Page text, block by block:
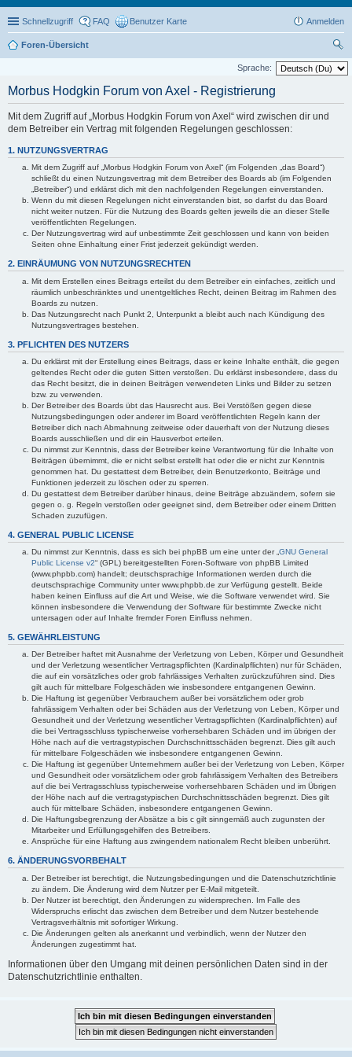
Schnellzugriff FAQ Benutzer Karte Anmelden
Foren-Übersicht
uc
Sprache:
Morbus Hodgkin Forum von Axel - Registrierung
Mit dem Zugriff auf „Morbus Hodgkin Forum von Axel“ wird zwischen dir und
dem Betreiber ein Vertrag mit folgenden Regelungen geschlossen:
1. NUTZUNGSVERTRAG
Mit dem Zugriff auf „Morbus Hodgkin Forum von Axel“ (im Folgenden „das Board“)
schließt du einen Nutzungsvertrag mit dem Betreiber des Boards ab (im Folgenden
„Betreiber“) und erklärst dich mit den nachfolgenden Regelungen einverstanden.
Wenn du mit diesen Regelungen nicht einverstanden bist, so darfst du das Board
nicht weiter nutzen. Für die Nutzung des Boards gelten jeweils die an dieser Stelle
veröffentlichten Regelungen.
Der Nutzungsvertrag wird auf unbestimmte Zeit geschlossen und kann von beiden
Seiten ohne Einhaltung einer Frist jederzeit gekündigt werden.
2. EINRÄUMUNG VON NUTZUNGSRECHTEN
Mit dem Erstellen eines Beitrags erteilst du dem Betreiber ein einfaches, zeitlich und
räumlich unbeschränktes und unentgeltliches Recht, deinen Beitrag im Rahmen des
Boards zu nutzen.
Das Nutzungsrecht nach Punkt 2, Unterpunkt a bleibt auch nach Kündigung des
Nutzungsvertrages bestehen.
3. PFLICHTEN DES NUTZERS
Du erklärst mit der Erstellung eines Beitrags, dass er keine Inhalte enthält, die gegen
geltendes Recht oder die guten Sitten verstoßen. Du erklärst insbesondere, dass du
das Recht besitzt, die in deinen Beiträgen verwendeten Links und Bilder zu setzen
bzw. zu verwenden.
Der Betreiber des Boards übt das Hausrecht aus. Bei Verstößen gegen diese
Nutzungsbedingungen oder anderer im Board veröffentlichten Regeln kann der
Betreiber dich nach Abmahnung zeitweise oder dauerhaft von der Nutzung dieses
Boards ausschließen und dir ein Hausverbot erteilen.
Du nimmst zur Kenntnis, dass der Betreiber keine Verantwortung für die Inhalte von
Beiträgen übernimmt, die er nicht selbst erstellt hat oder die er nicht zur Kenntnis
genommen hat. Du gestattest dem Betreiber, dein Benutzerkonto, Beiträge und
Funktionen jederzeit zu löschen oder zu sperren.
Du gestattest dem Betreiber darüber hinaus, deine Beiträge abzuändern, sofern sie
gegen o. g. Regeln verstoßen oder geeignet sind, dem Betreiber oder einem Dritten
Schaden zuzufügen.
4. GENERAL PUBLIC LICENSE
Du nimmst zur Kenntnis, dass es sich bei phpBB um eine unter der „ GNU General
Public License v2“ (GPL) bereitgestellten Foren-Software von phpBB Limited
(www.phpbb.com) handelt; deutschsprachige Informationen werden durch die
deutschsprachige Community unter www.phpbb.de zur Verfügung gestellt. Beide
haben keinen Einfluss auf die Art und Weise, wie die Software verwendet wird. Sie
können insbesondere die Verwendung der Software für bestimmte Zwecke nicht
untersagen oder auf Inhalte fremder Foren Einfluss nehmen.
5. GEWÄHRLEISTUNG
Der Betreiber haftet mit Ausnahme der Verletzung von Leben, Körper und Gesundheit
und der Verletzung wesentlicher Vertragspflichten (Kardinalpflichten) nur für Schäden,
die auf ein vorsätzliches oder grob fahrlässiges Verhalten zurückzuführen sind. Dies
gilt auch für mittelbare Folgeschäden wie insbesondere entgangenen Gewinn.
Die Haftung ist gegenüber Verbrauchern außer bei vorsätzlichem oder grob
fahrlässigem Verhalten oder bei Schäden aus der Verletzung von Leben, Körper und
Gesundheit und der Verletzung wesentlicher Vertragspflichten (Kardinalpflichten) auf
die bei Vertragsschluss typischerweise vorhersehbaren Schäden und im übrigen der
Höhe nach auf die vertragstypischen Durchschnittsschäden begrenzt. Dies gilt auch
für mittelbare Folgeschäden wie insbesondere entgangenen Gewinn.
Die Haftung ist gegenüber Unternehmern außer bei der Verletzung von Leben, Körper
und Gesundheit oder vorsätzlichem oder grob fahrlässigem Verhalten des Betreibers
auf die bei Vertragsschluss typischerweise vorhersehbaren Schäden und im Übrigen
der Höhe nach auf die vertragstypischen Durchschnittsschäden begrenzt. Dies gilt
auch für mittelbare Schäden, insbesondere entgangenen Gewinn.
Die Haftungsbegrenzung der Absätze a bis c gilt sinngemäß auch zugunsten der
Mitarbeiter und Erfüllungsgehilfen des Betreibers.
Ansprüche für eine Haftung aus zwingendem nationalem Recht bleiben unberührt.
6. ÄNDERUNGSVORBEHALT
Der Betreiber ist berechtigt, die Nutzungsbedingungen und die Datenschutzrichtlinie
zu ändern. Die Änderung wird dem Nutzer per E-Mail mitgeteilt.
Der Nutzer ist berechtigt, den Änderungen zu widersprechen. Im Falle des
Widerspruchs erlischt das zwischen dem Betreiber und dem Nutzer bestehende
Vertragsverhältnis mit sofortiger Wirkung.
Die Änderungen gelten als anerkannt und verbindlich, wenn der Nutzer den
Änderungen zugestimmt hat.
Informationen über den Umgang mit deinen persönlichen Daten sind in der
Datenschutzrichtlinie enthalten.